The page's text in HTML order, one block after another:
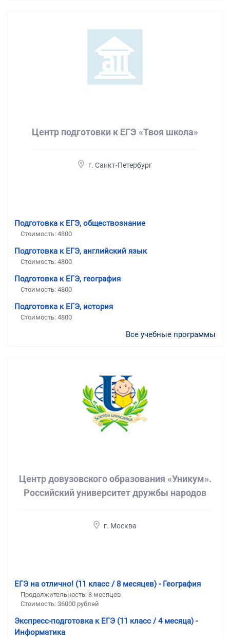
Центр подготовки к ЕГЭ «Твоя школа»
г. Санкт-Петербург
Подготовка к ЕГЭ, обществознание
Стоимость: 4800
Подготовка к ЕГЭ, английский язык
Стоимость: 4800
Подготовка к ЕГЭ, география
Стоимость: 4800
Подготовка к ЕГЭ, история
Стоимость: 4800
Все учебные программы
Центр довузовского образования «Уникум».
Российский университет дружбы народов
г. Москва
ЕГЭ на отлично! (11 класс / 8 месяцев) - География
Продолжительность: 8 месяцев
Стоимость: 36000 рублей
Экспресс-подготовка к ЕГЭ (11 класс / 4 месяца) -
Информатика